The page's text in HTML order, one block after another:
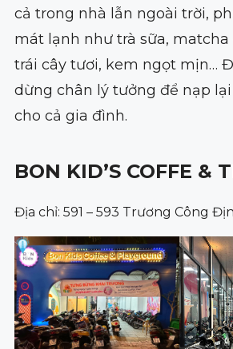
cả trong nhà lẫn ngoài trời,
mát lạnh như trà sữa, matcha
trái cây tươi, kem ngọt mịn…
dừng chân lý tưởng để nạp
cho cả gia đình.
BON KID’S COFFE &
Địa chỉ: 591 – 593 Trương Công